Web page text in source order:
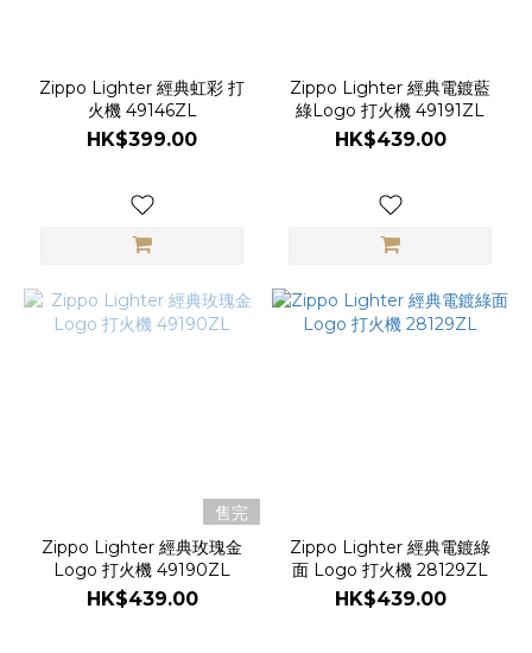
Zippo Lighter 經典虹彩 打
火機 49146ZL
HK$399.00
Zippo Lighter 經典電鍍藍
綠Logo 打火機 49191ZL
HK$439.00
售完
Zippo Lighter 經典玫瑰金
Logo 打火機 49190ZL
HK$439.00
Zippo Lighter 經典電鍍綠
面 Logo 打火機 28129ZL
HK$439.00